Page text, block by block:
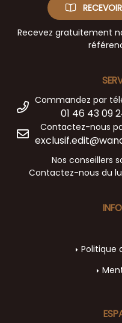
Recevez gratuitement
Commandez par
01 46 43 09
Contactez-nous
Nos conseillers
Contactez-nous du
Politique